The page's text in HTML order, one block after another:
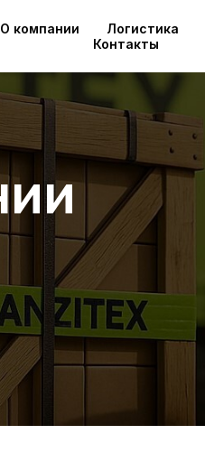
О компании Логистика
Контакты